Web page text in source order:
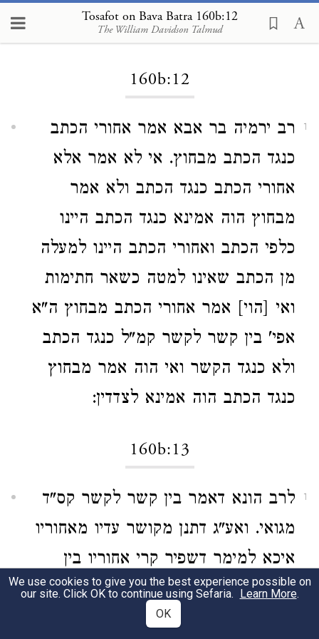
Tosafot on Bava Batra 160b:12
The William Davidson Talmud
Loading...
160b:12
1
רב ירמיה בר אבא אמר אחורי הכתב
כנגד הכתב מבחוץ. אי לא אמר אלא
אחורי הכתב כנגד הכתב ולא אמר
מבחוץ הוה אמינא כנגד הכתב היינו
כלפי הכתב ואחורי הכתב היינו למעלה
מן הכתב שאינו למטה כשאר חתימות
ואי [הוי] אמר אחורי הכתב מבחוץ ה"א
אפי' בין קשר לקשר קמ"ל כנגד הכתב
ולא כנגד הקשר ואי הוה אמר מבחוץ
כנגד הכתב הוה אמינא לצדדין:
160b:13
1
לרב הונא דאמר בין קשר לקשר קס"ד
מגואי. ואע"ג דתנן מקושר עדיו מאחוריו
איכא למימר דשפיר קרי אחוריו בין
שיטה לשיטה לפי (שאין) העד אחורי
We use cookies to give you the best experience possible on
our site. Click OK to continue using Sefaria. Learn More.
OK